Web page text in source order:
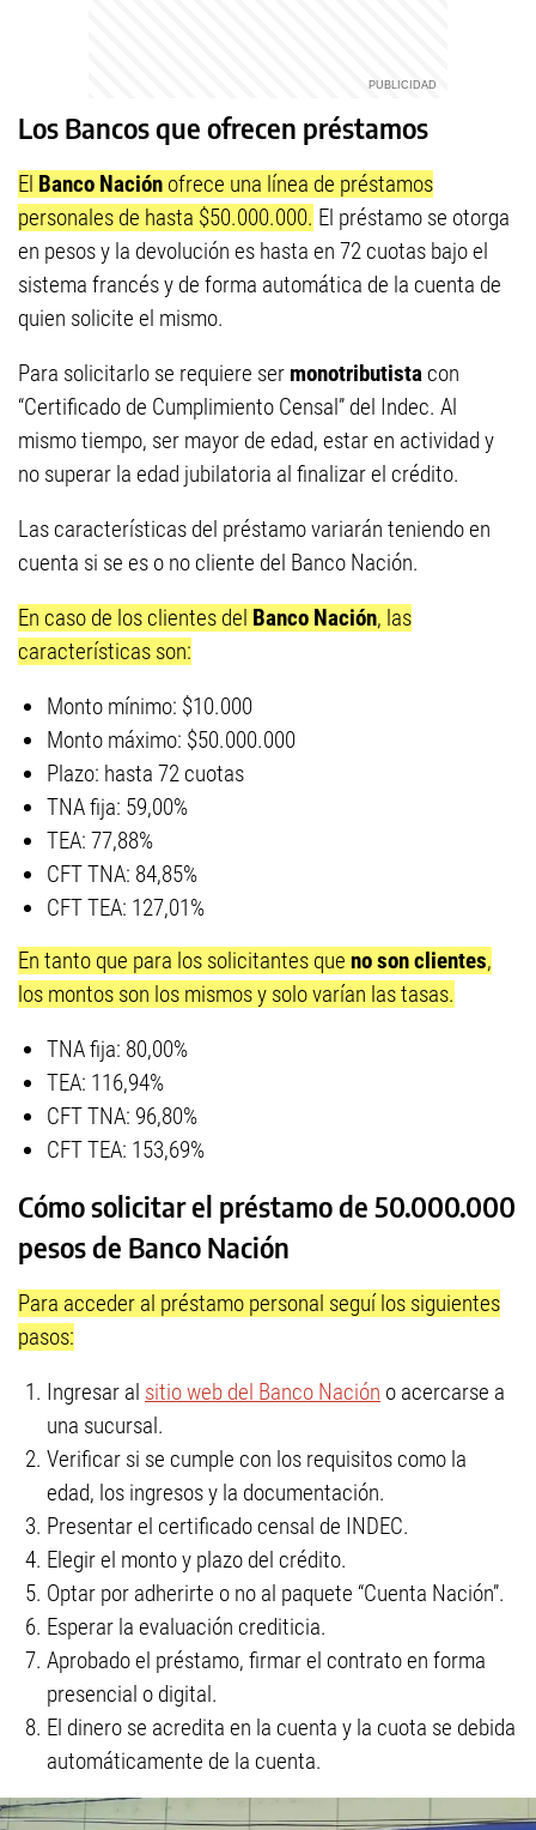
Los Bancos que ofrecen préstamos
El Banco Nación ofrece una línea de préstamos
personales de hasta $50.000.000. El préstamo se otorga
en pesos y la devolución es hasta en 72 cuotas bajo el
sistema francés y de forma automática de la cuenta de
quien solicite el mismo.
Para solicitarlo se requiere ser monotributista con
“Certificado de Cumplimiento Censal” del Indec. Al
mismo tiempo, ser mayor de edad, estar en actividad y
no superar la edad jubilatoria al finalizar el crédito.
Las características del préstamo variarán teniendo en
cuenta si se es o no cliente del Banco Nación.
En caso de los clientes del Banco Nación, las
características son:
Monto mínimo: $10.000
Monto máximo: $50.000.000
Plazo: hasta 72 cuotas
TNA fija: 59,00%
TEA: 77,88%
CFT TNA: 84,85%
CFT TEA: 127,01%
En tanto que para los solicitantes que no son clientes,
los montos son los mismos y solo varían las tasas.
TNA fija: 80,00%
TEA: 116,94%
CFT TNA: 96,80%
CFT TEA: 153,69%
Cómo solicitar el préstamo de 50.000.000
pesos de Banco Nación
Para acceder al préstamo personal seguí los siguientes
pasos:
Ingresar al sitio web del Banco Nación o acercarse a
una sucursal.
Verificar si se cumple con los requisitos como la
edad, los ingresos y la documentación.
Presentar el certificado censal de INDEC.
Elegir el monto y plazo del crédito.
Optar por adherirte o no al paquete “Cuenta Nación”.
Esperar la evaluación crediticia.
Aprobado el préstamo, firmar el contrato en forma
presencial o digital.
El dinero se acredita en la cuenta y la cuota se debida
automáticamente de la cuenta.